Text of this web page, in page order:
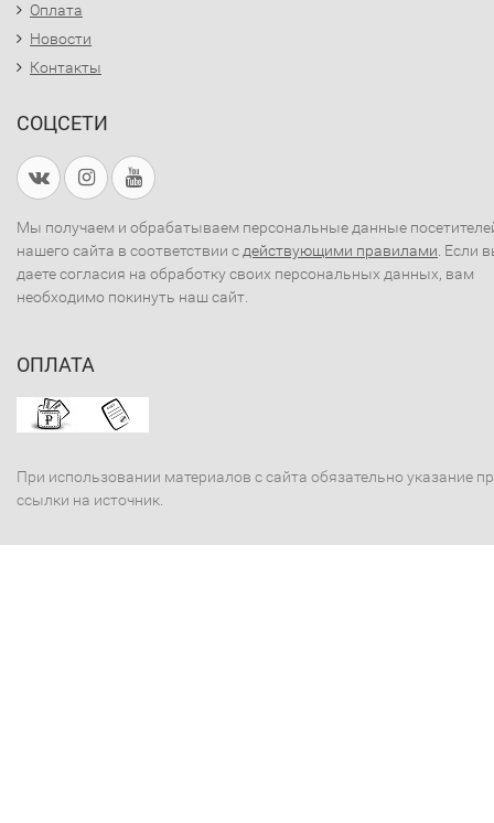
Оплата
Новости
Контакты
СОЦСЕТИ
Мы получаем и обрабатываем персональные данные
нашего сайта в соответствии с действующими правилами . Если
даете согласия на обработку своих персональных данных, вам
необходимо покинуть наш сайт.
ОПЛАТА
При использовании материалов с сайта обязательно указание
ссылки на источник.